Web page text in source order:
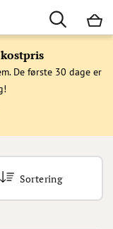
De første 30 dage er
Sortering